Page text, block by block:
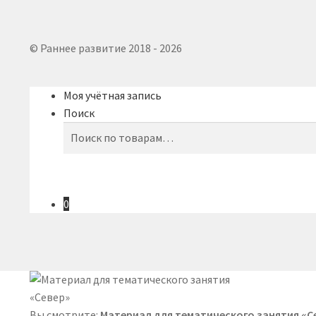
© Раннее развитие 2018 - 2026
Моя учётная запись
Поиск
0